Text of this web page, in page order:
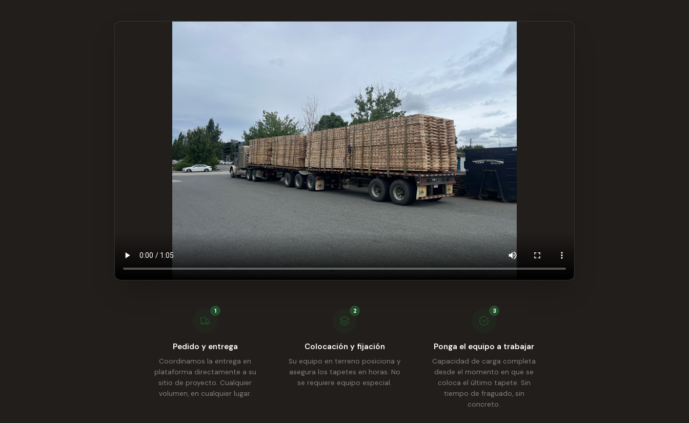
1
Pedido y entrega
Coordinamos la entrega en
plataforma directamente a su
sitio de proyecto. Cualquier
volumen, en cualquier lugar.
2
Colocación y fijación
Su equipo en terreno posiciona y
asegura los tapetes en horas. No
se requiere equipo especial.
3
Ponga el equipo a trabajar
Capacidad de carga completa
desde el momento en que se
coloca el último tapete. Sin
tiempo de fraguado, sin
concreto.